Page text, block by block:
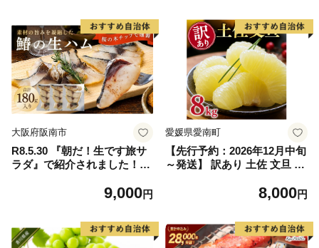
大阪府阪南市
R8.5.30 『朝だ！生です旅サ
ラダ』で紹介されました！朝
生ハム ×3パック（1パックあ
9,000円
愛媛県愛南町
【先行予約：2026年12月中旬
～発送】 訳あり 土佐 文旦 8k
ス) 8000円 わけあり ぶんたん
農家直送 期間限定 特産品 サ
イズミックス くらもとファー
8,000円